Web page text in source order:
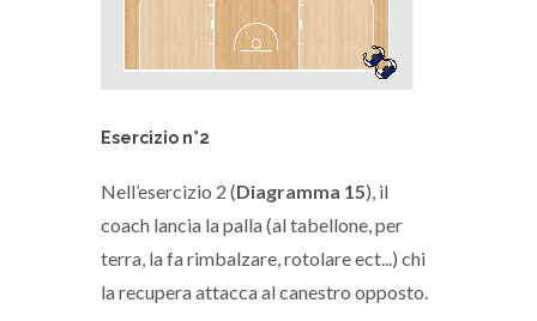
Esercizio n°2
Nell’esercizio 2 (Diagramma 15), il
coach lancia la palla (al tabellone, per
terra, la fa rimbalzare, rotolare ect...) chi
la recupera attacca al canestro opposto.